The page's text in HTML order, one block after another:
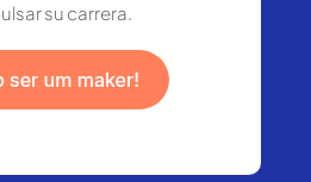
su carrera.